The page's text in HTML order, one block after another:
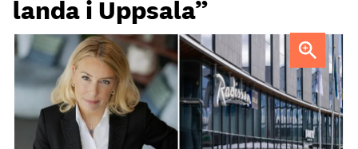
landa i Uppsala”
Maria Tallén